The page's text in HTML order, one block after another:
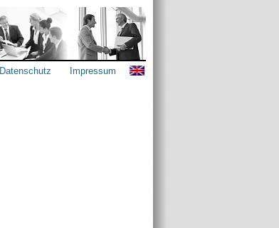
Datenschutz Impressum